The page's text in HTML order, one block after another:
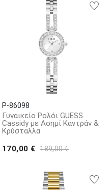
P-86098
Γυναικείο Ρολόι GUESS
Cassidy με Ασημί Καντράν &
Κρύσταλλα
170,00 € 189,00 €